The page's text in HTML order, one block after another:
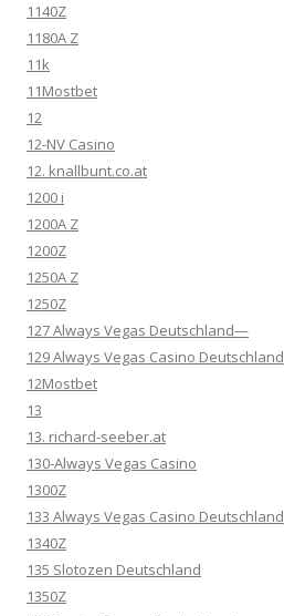
1140Z
1180A Z
11k
11Mostbet
12
12-NV Casino
12. knallbunt.co.at
1200 i
1200A Z
1200Z
1250A Z
1250Z
127 Always Vegas Deutschland—
129 Always Vegas Casino Deutschland
12Mostbet
13
13. richard-seeber.at
130-Always Vegas Casino
1300Z
133 Always Vegas Casino Deutschland
1340Z
135 Slotozen Deutschland
1350Z